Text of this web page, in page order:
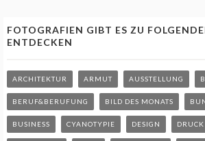
FOTOGRAFIEN GIBT ES ZU
ENTDECKEN
ARCHITEKTUR ARMUT AUSSTELLUNG
BERUF&BERUFUNG BILD DES MONATS
BUSINESS CYANOTYPIE DESIGN DRUCK